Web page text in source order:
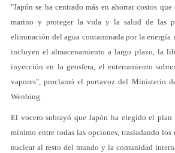
"Japón se ha centrado más en ahorrar costos
marino y proteger la vida y la salud de las
eliminación del agua contaminada por la energía
incluyen el almacenamiento a largo plazo, la
inyección en la geosfera, el enterramiento
vapores", proclamó el portavoz del Ministerio
Wenbing.
El vocero subrayó que Japón ha elegido el
mínimo entre todas las opciones, trasladando los
nuclear al resto del mundo y la comunidad